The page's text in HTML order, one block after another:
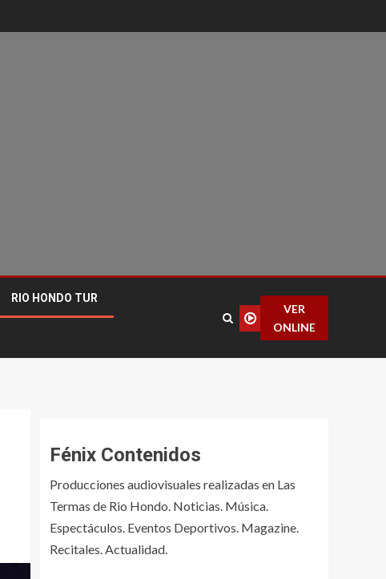
RIO HONDO TUR
VER
ONLINE
Fénix Contenidos
Producciones audiovisuales realizadas en Las
Termas de Rio Hondo. Noticias. Música.
Espectáculos. Eventos Deportivos. Magazine.
Recitales. Actualidad.